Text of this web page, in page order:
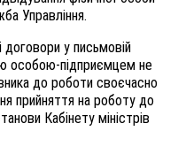
Управління.
у письмовій
особою-підприємцем не
до роботи своєчасно
прийняття на роботу до
Кабінету міністрів